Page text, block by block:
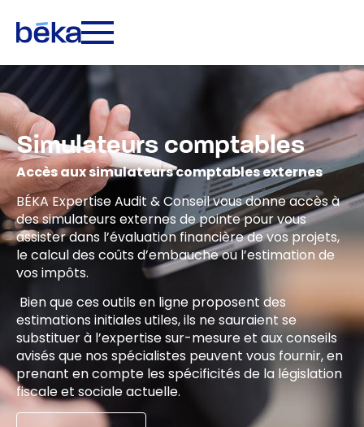
Simulateurs comptables
Accès aux simulateurs comptables externes
BÉKA Expertise Audit & Conseil vous donne accès à
des simulateurs externes de pointe pour vous
assister dans l’évaluation financière de vos projets,
le calcul des coûts d’embauche ou l’estimation de
vos impôts.
Bien que ces outils en ligne proposent des
estimations initiales utiles, ils ne sauraient se
substituer à l’expertise sur-mesure et aux conseils
avisés que nos spécialistes peuvent vous fournir, en
prenant en compte les spécificités de la législation
fiscale et sociale actuelle.